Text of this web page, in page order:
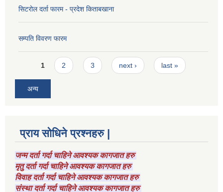
सिटरोल दर्ता फारम - प्रदेश किताबखाना
सम्पति विवरण फारम
Pages
1 2 3 next › last »
अन्य
प्राय सोधिने प्रश्नहरु |
जन्म दर्ता गर्दा चाहिने आवश्यक कागजात हरु
मृतु दर्ता गर्दा चाहिने आवश्यक कागजात हरु
विवाह दर्ता गर्दा चाहिने आवश्यक कागजात हरु
संस्था दर्ता गर्दा चाहिने आवश्यक कागजात हरु